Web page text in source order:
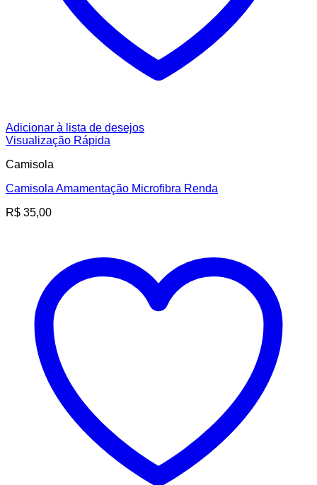
Adicionar à lista de desejos
Visualização Rápida
Camisola
Camisola Amamentação Microfibra Renda
R$ 35,00